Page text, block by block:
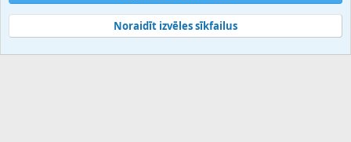
Community platform by XenForo® © 2010-2025 XenForo Ltd.
Noraidīt izvēles sīkfailus